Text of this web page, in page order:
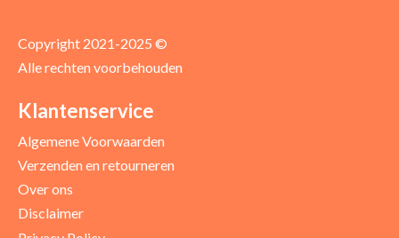
Copyright 2021-2025 ©
Alle rechten voorbehouden
Klantenservice
Algemene Voorwaarden
Verzenden en retourneren
Over ons
Disclaimer